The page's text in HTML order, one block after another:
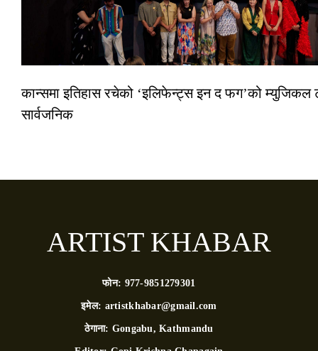
कान्समा इतिहास रचेको ‘इलिफेन्ट्स इन द फग’को म्युजिकल
सार्वजनिक
ARTIST KHABAR
फोन: 977-9851279301
इमेल: artistkhabar@gmail.com
ठेगाना: Gongabu, Kathmandu